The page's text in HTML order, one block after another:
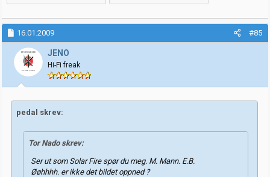
16.01.2009 #85
JENO
Hi-Fi freak
pedal skrev:
Tor Nado skrev:
Ser ut som Solar Fire spør du meg. M. Mann. E.B.
Øøhhhh. er ikke det bildet oppned ?